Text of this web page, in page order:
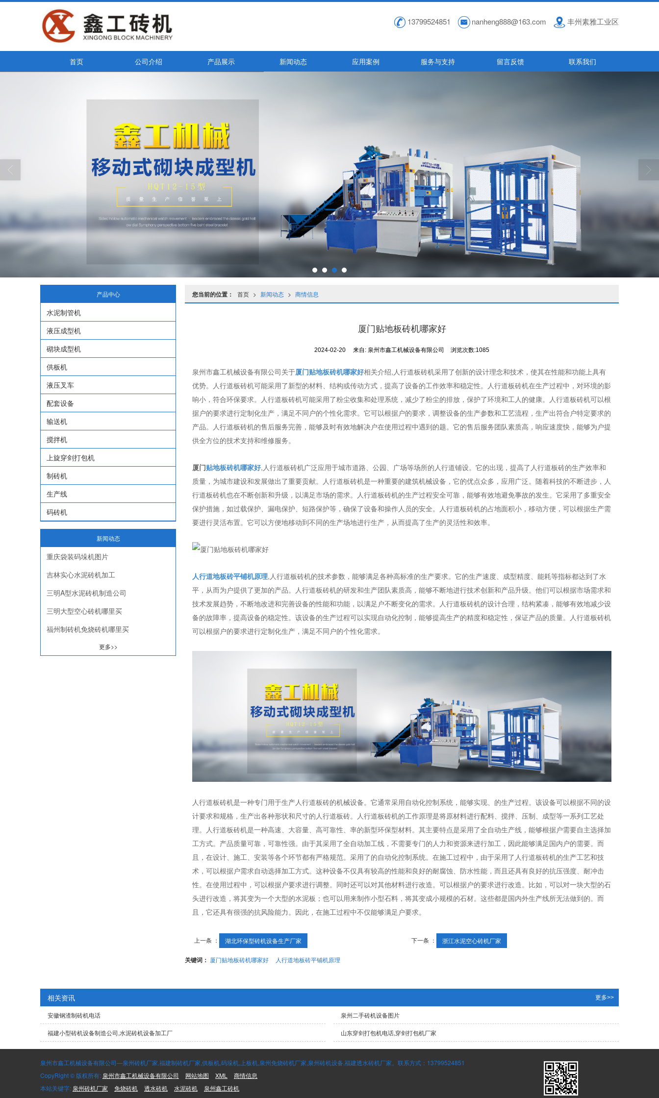
13799524851 nanheng888@163.com 丰州素雅工业区
首页 公司介绍 产品展示 新闻动态 应用案例 服务与支持 留言反馈 联系我们
您当前的位置： 首页 > 新闻动态 > 商情信息
厦门贴地板砖机哪家好
2024-02-20 来自: 泉州市鑫工机械设备有限公司 浏览次数:1085
泉州市鑫工机械设备有限公司关于厦门贴地板砖机哪家好相关介绍,人行道板砖机采用了创新的设计理念和技术，使其在性能和功能上具有
优势。人行道板砖机可能采用了新型的材料、结构或传动方式，提高了设备的工作效率和稳定性。人行道板砖机在生产过程中，对环境的影
响小，符合环保要求。人行道板砖机可能采用了粉尘收集和处理系统，减少了粉尘的排放，保护了环境和工人的健康。人行道板砖机可以根
据户的要求进行定制化生产，满足不同户的个性化需求。它可以根据户的要求，调整设备的生产参数和工艺流程，生产出符合户特定要求的
产品。人行道板砖机的售后服务完善，能够及时有效地解决户在使用过程中遇到的题。它的售后服务团队素质高，响应速度快，能够为户提
供全方位的技术支持和维修服务。
厦门贴地板砖机哪家好,人行道板砖机广泛应用于城市道路、公园、广场等场所的人行道铺设。它的出现，提高了人行道板砖的生产效率和
质量，为城市建设和发展做出了重要贡献。人行道板砖机是一种重要的建筑机械设备，它的优点众多，应用广泛。随着科技的不断进步，人
行道板砖机也在不断创新和升级，以满足市场的需求。人行道板砖机的生产过程安全可靠，能够有效地避免事故的发生。它采用了多重安全
保护措施，如过载保护、漏电保护、短路保护等，确保了设备和操作人员的安全。人行道板砖机的占地面积小，移动方便，可以根据生产需
要进行灵活布置。它可以方便地移动到不同的生产场地进行生产，从而提高了生产的灵活性和效率。
人行道地板砖平铺机原理,人行道板砖机的技术参数，能够满足各种高标准的生产要求。它的生产速度、成型精度、能耗等指标都达到了水
平，从而为户提供了更加的产品。人行道板砖机的研发和生产团队素质高，能够不断地进行技术创新和产品升级。他们可以根据市场需求和
技术发展趋势，不断地改进和完善设备的性能和功能，以满足户不断变化的需求。人行道板砖机的设计合理，结构紧凑，能够有效地减少设
备的故障率，提高设备的稳定性。该设备的生产过程可以实现自动化控制，能够提高生产的精度和稳定性，保证产品的质量。人行道板砖机
可以根据户的要求进行定制化生产，满足不同户的个性化需求。
人行道板砖机是一种专门用于生产人行道板砖的机械设备。它通常采用自动化控制系统，能够实现、的生产过程。该设备可以根据不同的设
计要求和规格，生产出各种形状和尺寸的人行道板砖。人行道板砖机的工作原理是将原材料进行配料、搅拌、压制、成型等一系列工艺处
理。人行道板砖机是一种高速、大容量、高可靠性、率的新型环保型材料。其主要特点是采用了全自动生产线，能够根据户需要自主选择加
工方式。产品质量可靠，可靠性强。由于其采用了全自动加工线，不需要专门的人力和资源来进行加工，因此能够满足国内户的需要。而
且，在设计、施工、安装等各个环节都有严格规范。采用了的自动化控制系统。在施工过程中，由于采用了人行道板砖机的生产工艺和技
术，可以根据户需求自动选择加工方式。这种设备不仅具有较高的性能和良好的耐腐蚀、防水性能，而且还具有良好的抗压强度、耐冲击
性。在使用过程中，可以根据户要求进行调整。同时还可以对其他材料进行改造。可以根据户的要求进行改造。比如，可以对一块大型的石
头进行改造，将其变为一个大型的水泥板；也可以用来制作小型石料，将其变成小规模的石材。这些都是国内外生产线所无法做到的。而
且，它还具有很强的抗风险能力。因此，在施工过程中不仅能够满足户要求。
上一条 ： 湖北环保型砖机设备生产厂家 下一条 ： 浙江水泥空心砖机厂家
关键词： 厦门贴地板砖机哪家好 人行道地板砖平铺机原理
产品中心
水泥制管机
液压成型机
砌块成型机
供板机
液压叉车
配套设备
输送机
搅拌机
上旋穿剑打包机
制砖机
生产线
码砖机
新闻动态
重庆袋装码垛机图片
吉林实心水泥砖机加工
三明A型水泥砖机制造公司
三明大型空心砖机哪里买
福州制砖机免烧砖机哪里买
更多>>
相关资讯 更多>>
安徽钢渣制砖机电话 泉州二手砖机设备图片
福建小型砖机设备制造公司,水泥砖机设备加工厂 山东穿剑打包机电话,穿剑打包机厂家
泉州市鑫工机械设备有限公司—泉州砖机厂家,福建制砖机厂家,供板机,码垛机,上板机,泉州免烧砖机厂家,泉州砖机设备,福建透水砖机厂家。联系方式：13799524851
CopyRight © 版权所有: 泉州市鑫工机械设备有限公司 网站地图 XML
商情信息
本站关键字: 泉州砖机厂家 免烧砖机 透水砖机 水泥砖机 泉州鑫工砖机